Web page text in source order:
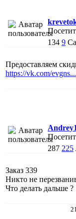
134 9
Предоставляем
https://vk.com/evgns...
287 225
Заказ 339
Никто не
Что делать дальше ?